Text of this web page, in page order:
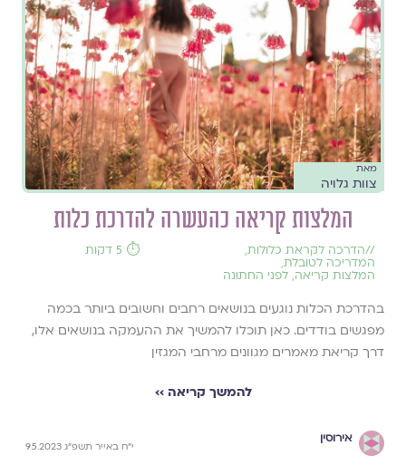
מאת
צוות גלויה
המלצות קריאה כהעשרה להדרכת כלות
//הדרכה לקראת כלולות,
המדריכה לטובלת,
המלצות קריאה, לפני החתונה
⏱️ 5 דקות
בהדרכת הכלות נוגעים בנושאים רחבים וחשובים ביותר בכמה
מפגשים בודדים. כאן תוכלו להמשיך את ההעמקה בנושאים אלו,
דרך קריאת מאמרים מגוונים מרחבי המגזין
להמשך קריאה ››
אירוסין
י״ח באייר תשפ״ג 9.5.2023